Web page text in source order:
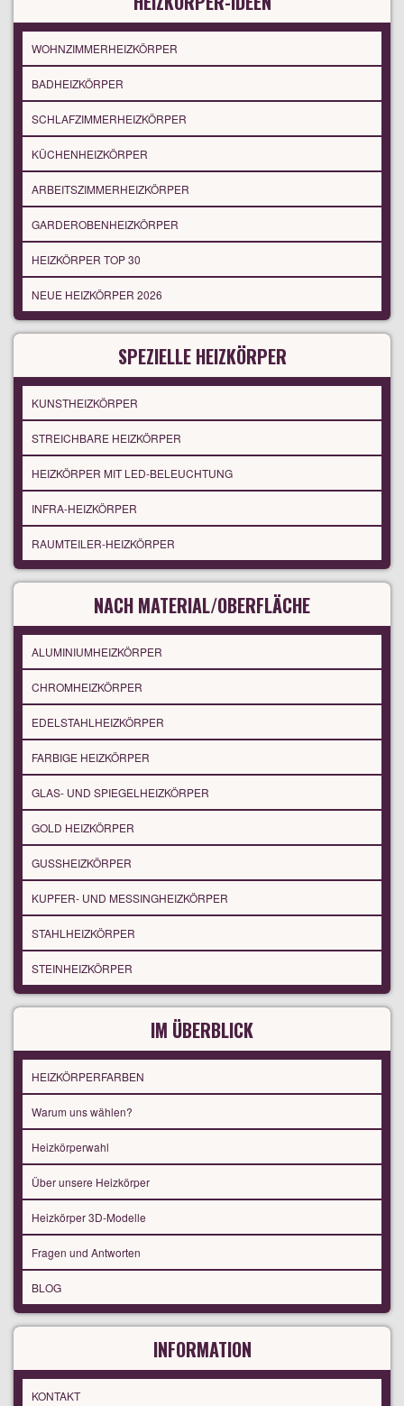
WOHNZIMMERHEIZKÖRPER
BADHEIZKÖRPER
SCHLAFZIMMERHEIZKÖRPER
KÜCHENHEIZKÖRPER
ARBEITSZIMMERHEIZKÖRPER
GARDEROBENHEIZKÖRPER
HEIZKÖRPER TOP 30
NEUE HEIZKÖRPER 2026
SPEZIELLE HEIZKÖRPER
KUNSTHEIZKÖRPER
STREICHBARE HEIZKÖRPER
HEIZKÖRPER MIT LED-BELEUCHTUNG
INFRA-HEIZKÖRPER
RAUMTEILER-HEIZKÖRPER
NACH MATERIAL/OBERFLÄCHE
ALUMINIUMHEIZKÖRPER
CHROMHEIZKÖRPER
EDELSTAHLHEIZKÖRPER
FARBIGE HEIZKÖRPER
GLAS- UND SPIEGELHEIZKÖRPER
GOLD HEIZKÖRPER
GUSSHEIZKÖRPER
KUPFER- UND MESSINGHEIZKÖRPER
STAHLHEIZKÖRPER
STEINHEIZKÖRPER
IM ÜBERBLICK
HEIZKÖRPERFARBEN
Warum uns wählen?
Heizkörperwahl
Über unsere Heizkörper
Heizkörper 3D-Modelle
Fragen und Antworten
BLOG
INFORMATION
KONTAKT